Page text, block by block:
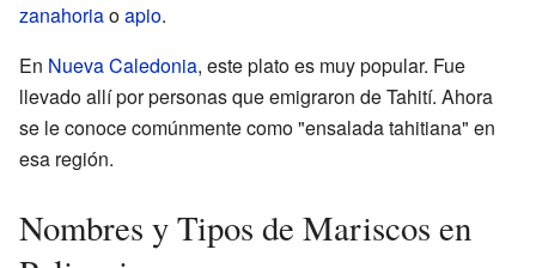
zanahoriaoapio.
En Nueva Caledonia, este plato es muy popular. Fue
llevado allí por personas que emigraron de Tahití. Ahora
se le conoce comúnmente como "ensalada tahitiana" en
esa región.
Nombres y Tipos de Mariscos en